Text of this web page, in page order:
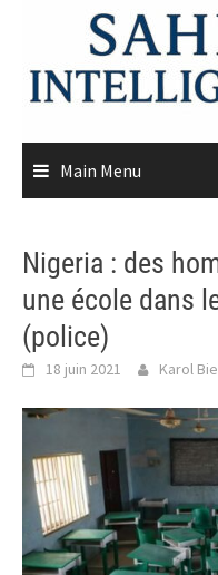
content
Main Menu
Nigeria : des
une école dans
(police)
18 juin 2021 Karol